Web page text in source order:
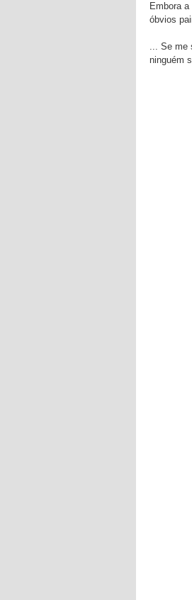
Embora
óbvios
... Se me
ninguém